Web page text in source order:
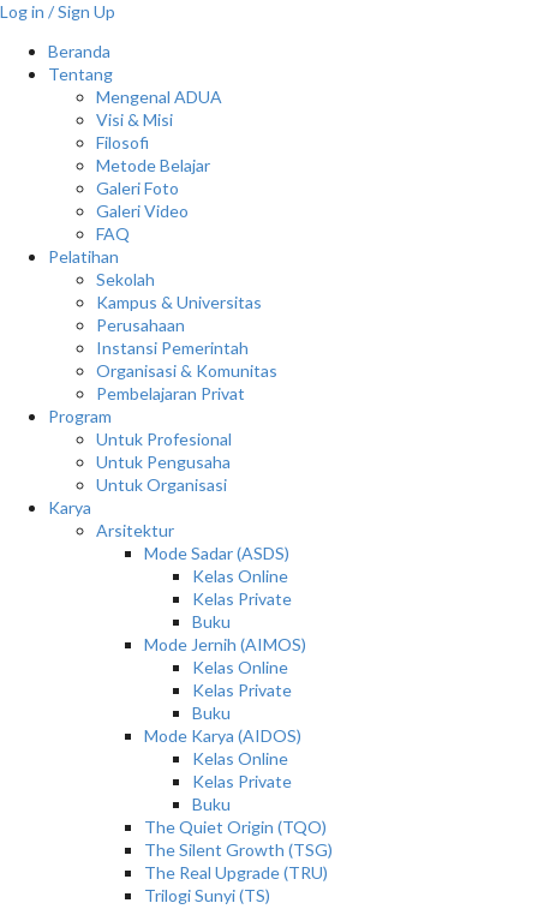
Log in / Sign Up
Beranda
Tentang
Mengenal ADUA
Visi & Misi
Filosofi
Metode Belajar
Galeri Foto
Galeri Video
FAQ
Pelatihan
Sekolah
Kampus & Universitas
Perusahaan
Instansi Pemerintah
Organisasi & Komunitas
Pembelajaran Privat
Program
Untuk Profesional
Untuk Pengusaha
Untuk Organisasi
Karya
Arsitektur
Mode Sadar (ASDS)
Kelas Online
Kelas Private
Buku
Mode Jernih (AIMOS)
Kelas Online
Kelas Private
Buku
Mode Karya (AIDOS)
Kelas Online
Kelas Private
Buku
The Quiet Origin (TQO)
The Silent Growth (TSG)
The Real Upgrade (TRU)
Trilogi Sunyi (TS)